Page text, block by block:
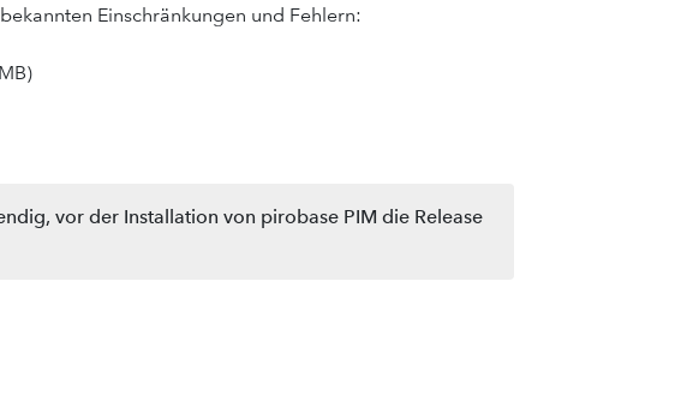
Einschränkungen und Fehlern:
vor der Installation von pirobase PIM die Release